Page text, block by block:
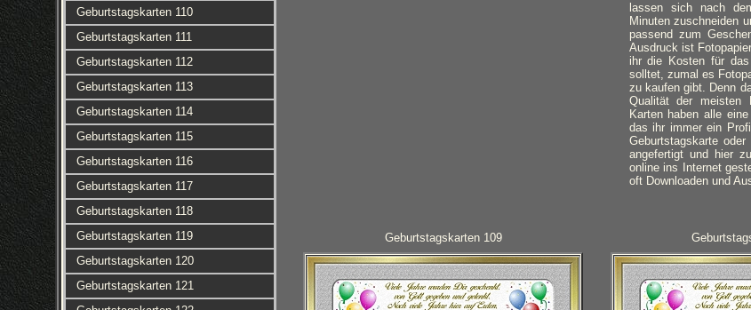
Geburtstagskarten 110
Geburtstagskarten 111
Geburtstagskarten 112
Geburtstagskarten 113
Geburtstagskarten 114
Geburtstagskarten 115
Geburtstagskarten 116
Geburtstagskarten 117
Geburtstagskarten 118
Geburtstagskarten 119
Geburtstagskarten 120
Geburtstagskarten 121
lassen sich nach
Minuten zuschneiden
passend zum
Ausdruck ist
ihr die Kosten für
solltet, zumal es
zu kaufen gibt. Denn
Qualität der meisten
Karten haben alle
das ihr immer ein
Geburtstagskarte
angefertigt und hier
online ins Internet
oft Downloaden und
Geburtstagskarten 109